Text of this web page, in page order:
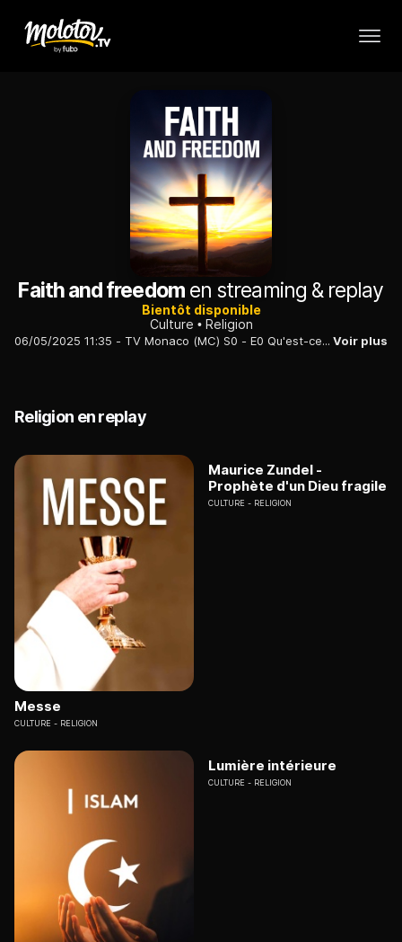
Faith and freedomen streaming & replay
Bientôt disponible
Culture
Religion
06/05/2025 11:35 - TV Monaco (MC) S0 - E0 Qu'est-ce qu'être chrétien au Pakistan, en Syrie ou en Iran ? C'est ce que se demande un jeune prêtre italo-français qui se prépare à devenir curé dans la banlieue de Rome. Cette question va le conduire aux frontières du christianisme, à la découverte de la vie des croyants dans des pays Voir plus
Religion en replay
Messe
CULTURE RELIGION
Maurice Zundel -
Prophète d'un Dieu fragile
CULTURE RELIGION
Lumière intérieure
CULTURE RELIGION